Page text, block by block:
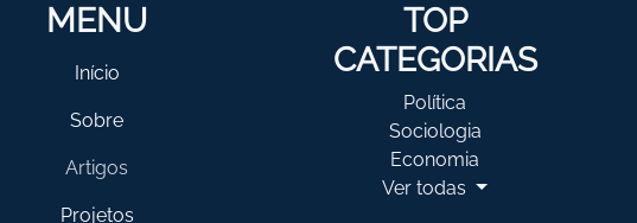
MENU
Início
Sobre
Artigos
Projetos
TOP
CATEGORIAS
Política
Sociologia
Economia
Ver todas